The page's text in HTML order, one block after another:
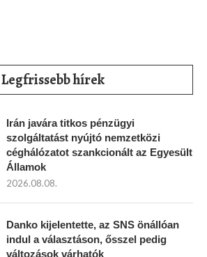
Legfrissebb hírek
Irán javára titkos pénzügyi
szolgáltatást nyújtó nemzetközi
céghálózatot szankcionált az Egyesült
Államok
2026.08.08.
Danko kijelentette, az SNS önállóan
indul a választáson, ősszel pedig
változások várhatók